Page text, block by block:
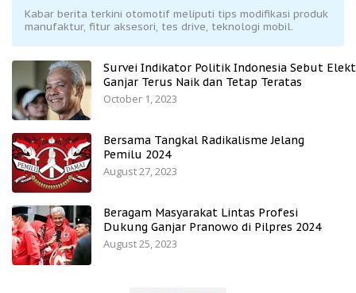
Kabar berita terkini otomotif meliputi tips modifikasi produk
manufaktur, fitur aksesori, tes drive, teknologi mobil.
Survei Indikator Politik Indonesia Sebut
Ganjar Terus Naik dan Tetap Teratas
October 1, 2023
Bersama Tangkal Radikalisme Jelang
Pemilu 2024
August 27, 2023
Beragam Masyarakat Lintas Profesi
Dukung Ganjar Pranowo di Pilpres 2024
August 25, 2023